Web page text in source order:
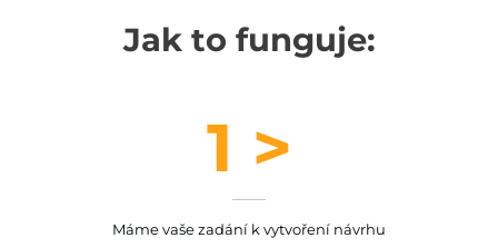
Jak to funguje:
1 >
Máme vaše zadání k vytvoření návrhu